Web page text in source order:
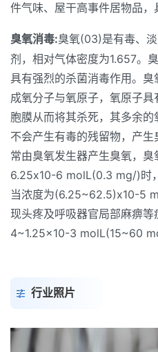
件气味、屋干高事件居物品，
臭氧消毒:臭氧(03)是有毒、
剂，相对气体密度为1.657。
具有强烈的杀菌消毒作用。
成氧分子与氧原子，氧原子
胞膜从而将其杀死，其多余的
不会产生有毒的残留物，产
常由臭氧发生器产生臭氧，
6.25x10-6 molL(0.3 mg/)时
当浓度为(6.25~62.5)x10-5
现头疼及呼吸器官局部麻痹
4~1.25x10-3 molL(15~60
行业照片